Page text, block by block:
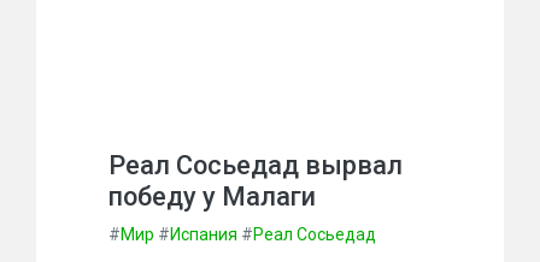
Реал Сосьедад вырвал
победу у Малаги
#Мир #Испания #Реал Сосьедад